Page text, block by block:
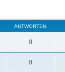
ANTWORTEN
0
0